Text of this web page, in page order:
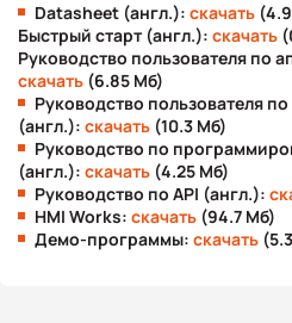
Datasheet (англ.): скачать
Быстрый старт (англ.): скачать
Руководство пользователя по
скачать (6.85 Мб)
Руководство пользователя
(англ.): скачать (10.3 Мб)
Руководство по
(англ.): скачать (4.25 Мб)
Руководство по API (англ.):
HMI Works: скачать (94.7 Мб)
Демо-программы: скачать